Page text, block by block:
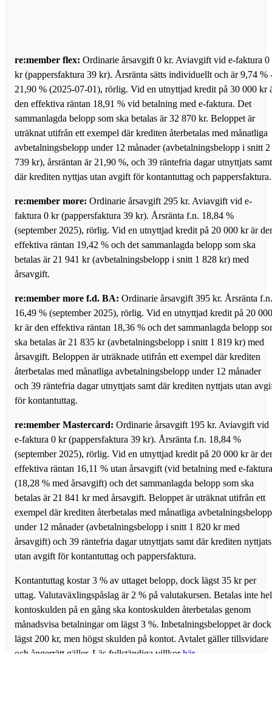
re:member flex: Ordinarie årsavgift 0 kr. Aviavgift vid e-faktura 0
kr (pappersfaktura 39 kr). Årsränta sätts individuellt och är 9,74 %
21,90 % (2025-07-01), rörlig. Vid en utnyttjad kredit på 30 000 kr
den effektiva räntan 18,91 % vid betalning med e-faktura. Det
sammanlagda belopp som ska betalas är 32 870 kr. Beloppet är
uträknat utifrån ett exempel där krediten återbetalas med månatliga
avbetalningsbelopp under 12 månader (avbetalningsbelopp i snitt 2
739 kr), årsräntan är 21,90 %, och 39 räntefria dagar utnyttjats samt
där krediten nyttjas utan avgift för kontantuttag och
re:member more: Ordinarie årsavgift 295 kr. Aviavgift vid e-
faktura 0 kr (pappersfaktura 39 kr). Årsränta f.n. 18,84 %
(september 2025), rörlig. Vid en utnyttjad kredit på 20 000 kr är
effektiva räntan 19,42 % och det sammanlagda belopp som ska
betalas är 21 941 kr (avbetalningsbelopp i snitt 1 828 kr) med
årsavgift.
re:member more f.d. BA: Ordinarie årsavgift 395 kr. Årsränta f.n.
16,49 % (september 2025), rörlig. Vid en utnyttjad kredit på 20 000
kr är den effektiva räntan 18,36 % och det sammanlagda belopp
ska betalas är 21 835 kr (avbetalningsbelopp i snitt 1 819 kr) med
årsavgift. Beloppen är uträknade utifrån ett exempel där krediten
återbetalas med månatliga avbetalningsbelopp under 12 månader
och 39 räntefria dagar utnyttjats samt där krediten nyttjats utan
för kontantuttag.
re:member Mastercard: Ordinarie årsavgift 195 kr. Aviavgift vid
e-faktura 0 kr (pappersfaktura 39 kr). Årsränta f.n. 18,84 %
(september 2025), rörlig. Vid en utnyttjad kredit på 20 000 kr är
effektiva räntan 16,11 % utan årsavgift (vid betalning med e-
(18,28 % med årsavgift) och det sammanlagda belopp som ska
betalas är 21 841 kr med årsavgift. Beloppet är uträknat utifrån ett
exempel där krediten återbetalas med månatliga avbetalningsbelopp
under 12 månader (avbetalningsbelopp i snitt 1 820 kr med
årsavgift) och 39 räntefria dagar utnyttjats samt där krediten nyttjats
utan avgift för kontantuttag och pappersfaktura.
Kontantuttag kostar 3 % av uttaget belopp, dock lägst 35 kr per
uttag. Valutaväxlingspåslag är 2 % på valutakursen. Betalas inte
kontoskulden på en gång ska kontoskulden återbetalas genom
månadsvisa betalningar om lägst 3 %. Inbetalningsbeloppet är dock
lägst 200 kr, men högst skulden på kontot. Avtalet gäller tillsvidare
och ångerrätt gäller. Läs fullständiga villkorhär